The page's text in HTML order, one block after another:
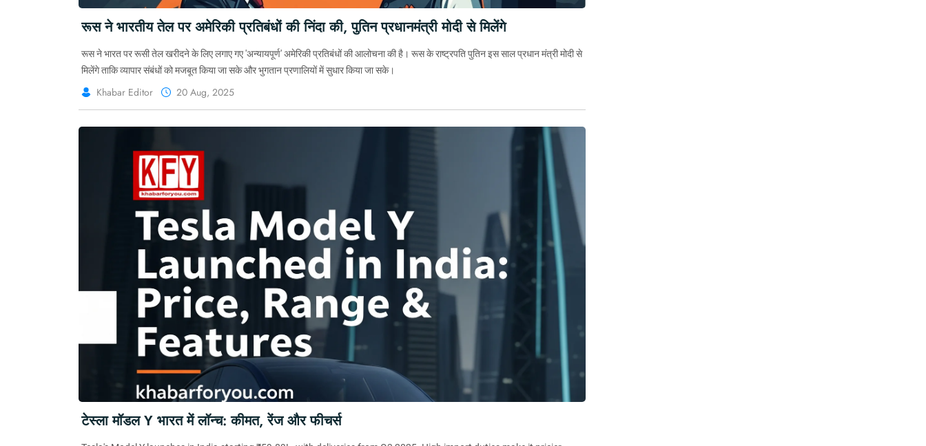
रूस ने भारतीय तेल पर अमेरिकी प्रतिबंधों की निंदा की, पुतिन प्रधानमंत्री मोदी से मिलेंगे
रूस ने भारत पर रूसी तेल खरीदने के लिए लगाए गए 'अन्यायपूर्ण' अमेरिकी प्रतिबंधों की आलोचना की है। रूस के राष्ट्रपति पुतिन इस साल प्रधान मंत्री मोदी से
मिलेंगे ताकि व्यापार संबंधों को मजबूत किया जा सके और भुगतान प्रणालियों में सुधार किया जा सके।
Khabar Editor 20 Aug, 2025
टेस्ला मॉडल Y भारत में लॉन्च: कीमत, रेंज और फीचर्स